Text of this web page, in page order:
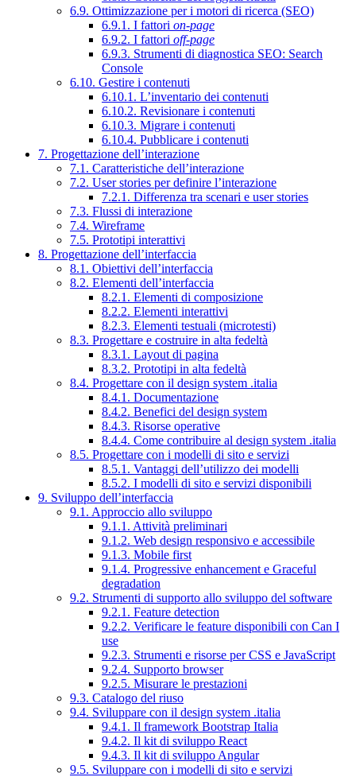
6.9. Ottimizzazione per i motori di ricerca (SEO)
6.9.1. I fattori on-page
6.9.2. I fattori off-page
6.9.3. Strumenti di diagnostica SEO: Search
Console
6.10. Gestire i contenuti
6.10.1. L’inventario dei contenuti
6.10.2. Revisionare i contenuti
6.10.3. Migrare i contenuti
6.10.4. Pubblicare i contenuti
7. Progettazione dell’interazione
7.1. Caratteristiche dell’interazione
7.2. User stories per definire l’interazione
7.2.1. Differenza tra scenari e user stories
7.3. Flussi di interazione
7.4. Wireframe
7.5. Prototipi interattivi
8. Progettazione dell’interfaccia
8.1. Obiettivi dell’interfaccia
8.2. Elementi dell’interfaccia
8.2.1. Elementi di composizione
8.2.2. Elementi interattivi
8.2.3. Elementi testuali (microtesti)
8.3. Progettare e costruire in alta fedeltà
8.3.1. Layout di pagina
8.3.2. Prototipi in alta fedeltà
8.4. Progettare con il design system .italia
8.4.1. Documentazione
8.4.2. Benefici del design system
8.4.3. Risorse operative
8.4.4. Come contribuire al design system .italia
8.5. Progettare con i modelli di sito e servizi
8.5.1. Vantaggi dell’utilizzo dei modelli
8.5.2. I modelli di sito e servizi disponibili
9. Sviluppo dell’interfaccia
9.1. Approccio allo sviluppo
9.1.1. Attività preliminari
9.1.2. Web design responsivo e accessibile
9.1.3. Mobile first
9.1.4. Progressive enhancement e Graceful
degradation
9.2. Strumenti di supporto allo sviluppo del software
9.2.1. Feature detection
9.2.2. Verificare le feature disponibili con Can I
use
9.2.3. Strumenti e risorse per CSS e JavaScript
9.2.4. Supporto browser
9.2.5. Misurare le prestazioni
9.3. Catalogo del riuso
9.4. Sviluppare con il design system .italia
9.4.1. Il framework Bootstrap Italia
9.4.2. Il kit di sviluppo React
9.4.3. Il kit di sviluppo Angular
9.5. Sviluppare con i modelli di sito e servizi